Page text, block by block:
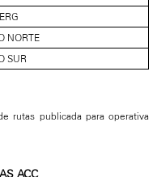
NORTE
SUR
rutas publicada para operativa
ACC